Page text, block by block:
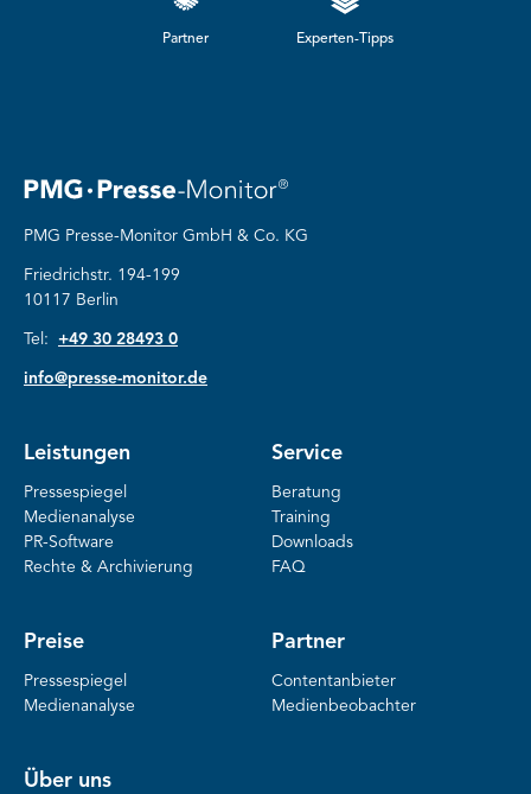
Partner Experten-Tipps
PMG Presse-Monitor GmbH & Co. KG
Friedrichstr. 194-199
10117 Berlin
Tel: +49 30 28493 0
info@presse-monitor.de
Leistungen
Pressespiegel
Medienanalyse
PR-Software
Rechte & Archivierung
Service
Beratung
Training
Downloads
FAQ
Preise
Pressespiegel
Medienanalyse
Partner
Contentanbieter
Medienbeobachter
Über uns